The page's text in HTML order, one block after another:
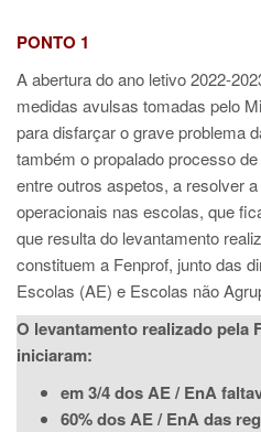
PONTO 1
A abertura do ano letivo 2022-
medidas avulsas tomadas pelo
para disfarçar o grave problema
também o propalado processo
entre outros aspetos, a resolver
operacionais nas escolas, que
que resulta do levantamento
constituem a Fenprof, junto das
Escolas (AE) e Escolas não
O levantamento realizado pela
iniciaram:
em 3/4 dos AE / EnA
60% dos AE / EnA das